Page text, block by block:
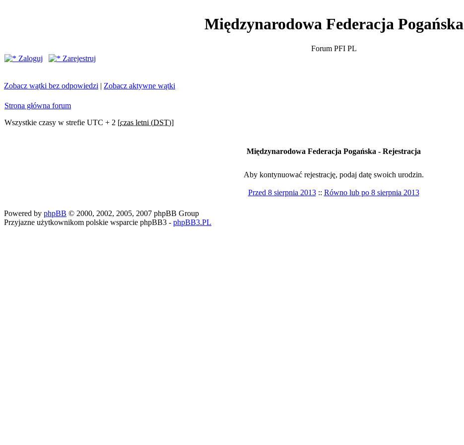
Międzynarodowa Federacja Pogańska
Forum PFI PL
Zaloguj
Zarejestruj
Zobacz wątki bez odpowiedzi | Zobacz aktywne wątki
Strona główna forum
Wszystkie czasy w strefie UTC + 2 [czas letni (DST)]
Międzynarodowa Federacja Pogańska - Rejestracja
Aby kontynuować rejestrację, podaj datę swoich urodzin.
Przed 8 sierpnia 2013:: Równo lub po 8 sierpnia 2013
Powered by phpBB © 2000, 2002, 2005, 2007 phpBB Group
Przyjazne użytkownikom polskie wsparcie phpBB3 - phpBB3.PL